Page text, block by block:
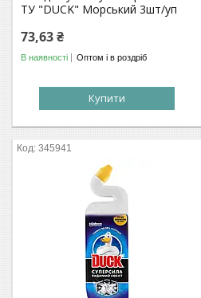
ТУ "DUCK" Морський 3шт/уп
73,63 ₴
В наявності Оптом і в роздріб
Купити
345941